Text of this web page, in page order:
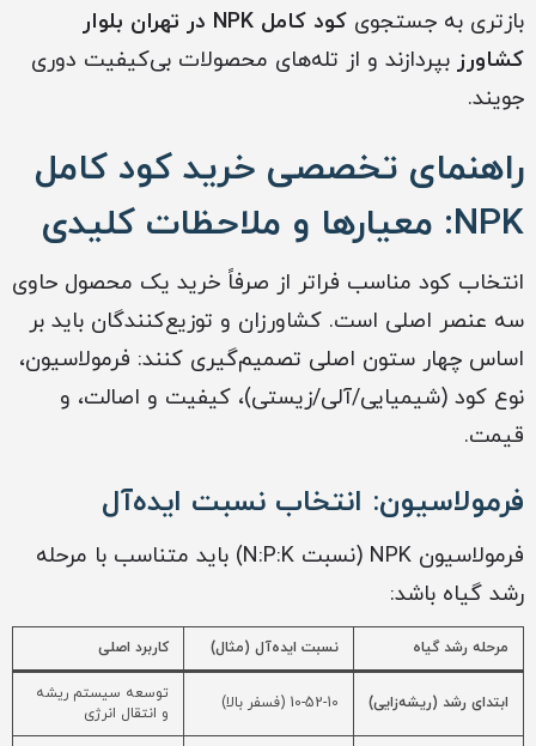
بازتری به جستجوی
کود کامل NPK در تهران بلوار
کشاورز بپردازند و از تله‌های محصولات بی‌کیفیت دوری
جویند.
راهنمای تخصصی خرید کود کامل
NPK: معیارها و ملاحظات کلیدی
انتخاب کود مناسب فراتر از صرفاً خرید یک محصول حاوی
سه عنصر اصلی است. کشاورزان و توزیع‌کنندگان باید بر
اساس چهار ستون اصلی تصمیم‌گیری کنند: فرمولاسیون،
نوع کود (شیمیایی/آلی/زیستی)، کیفیت و اصالت، و
قیمت.
فرمولاسیون: انتخاب نسبت ایده‌آل
فرمولاسیون NPK (نسبت N:P:K) باید متناسب با مرحله
رشد گیاه باشد:
مرحله رشد گیاه نسبت ایده‌آل (مثال) کاربرد اصلی
ابتدای رشد (ریشه‌زایی) 10-52-10 (فسفر بالا)
توسعه سیستم ریشه
و انتقال انرژی